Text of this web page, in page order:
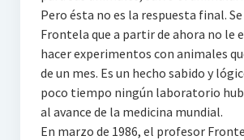
Pero ésta no es la respuesta final. Se
Frontela que a partir de ahora no le
hacer experimentos con animales
de un mes. Es un hecho sabido y
poco tiempo ningún laboratorio
al avance de la medicina mundial.
En marzo de 1986, el profesor